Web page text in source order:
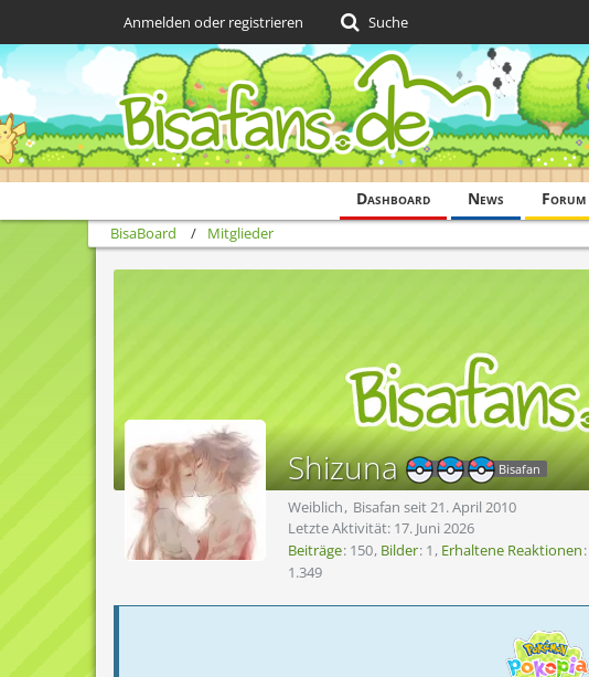
Dashboard News Forum
Anmelden oder registrieren Suche
BisaBoard Mitglieder
Shizuna Bisafan
Weiblich
Bisafan seit 21. April 2010
Letzte Aktivität: 17. Juni 2026
Beiträge 150 Bilder 1 Erhaltene Reaktionen
1.349